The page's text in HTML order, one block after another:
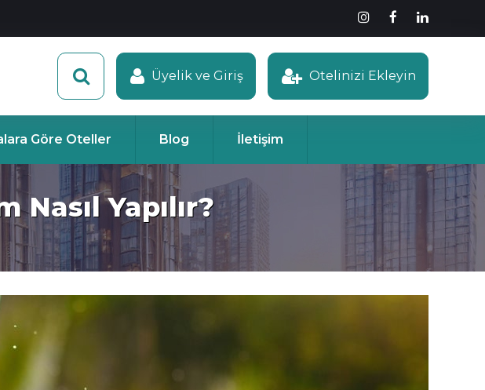
Üyelik ve Giriş Otelinizi Ekleyin
Göre Oteller Blog İletişim
Yapılır?